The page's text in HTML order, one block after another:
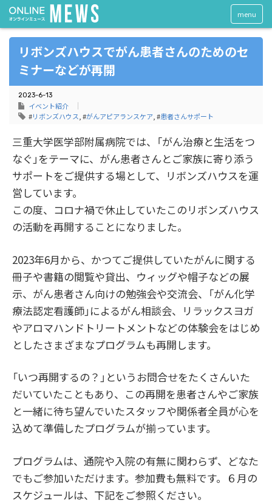
menu
リボンズハウスでがん患者さんのためのセ
ミナーなどが再開
2023-6-13
イベント紹介
#リボンズハウス , #がんアピアランスケア , #患者さんサポート
三重大学医学部附属病院では、「がん治療と生活をつ
なぐ」をテーマに、がん患者さんとご家族に寄り添う
サポートをご提供する場として、リボンズハウスを運
営しています。
この度、コロナ禍で休止していたこのリボンズハウス
の活動を再開することになりました。
2023年6月から、かつてご提供していたがんに関する
冊子や書籍の閲覧や貸出、ウィッグや帽子などの展
示、がん患者さん向けの勉強会や交流会、「がん化学
療法認定看護師」によるがん相談会、リラックスヨガ
やアロマハンドトリートメントなどの体験会をはじめ
としたさまざまなプログラムも再開します。
「いつ再開するの？」というお問合せをたくさんいた
だいていたこともあり、この再開を患者さんやご家族
と一緒に待ち望んでいたスタッフや関係者全員が心を
込めて準備したプログラムが揃っています。
プログラムは、通院や入院の有無に関わらず、どなた
でもご参加いただけます。参加費も無料です。６月の
スケジュールは、下記をご参照ください。